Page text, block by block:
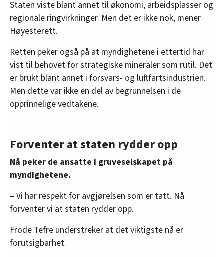
bærekraftig forsyning av kritiske råvarer.
«Det er opplyst, og ikke bestridt, at
rutilkonsentrat fra Engebø er særlig egnet til
produksjon av titansvamp, som brukes som
råmateriale i produksjon av titanmetall», skriver
lagmannsretten.
Og fortsetter:
forsyningssikkerheten for titanråstoff og
titanmetall kan utgjøre et hensyn av
«overriding public interest».
Statenanketlagmannsrettens dom til
Høyesterett. Dommen fra Høyesterett kom 17.
Dommen fra lagmannsretten blir stående:
Tillatelse til sjødeponi i Førdefjorden er ugyldig.
nødvendig av «tvingende allmenne hensyn», eller
«overriding public interest», som det heter i
vanndirektivet.
Kilde: FriFagbevegelse og snl.no
Staten viste blant annet til økonomi, arbeidsplasser og
regionale ringvirkninger. Men det er ikke nok, mener
Høyesterett.
Retten peker også på at myndighetene i ettertid har
vist til behovet for strategiske mineraler som rutil. Det
er brukt blant annet i forsvars- og luftfartsindustrien.
Men dette var ikke en del av begrunnelsen i de
opprinnelige vedtakene.
Forventer at staten rydder opp
Nå peker de ansatte i gruveselskapet på
myndighetene.
– Vi har respekt for avgjørelsen som er tatt. Nå
forventer vi at staten rydder opp.
Frode Tefre understreker at det viktigste nå er
forutsigbarhet.